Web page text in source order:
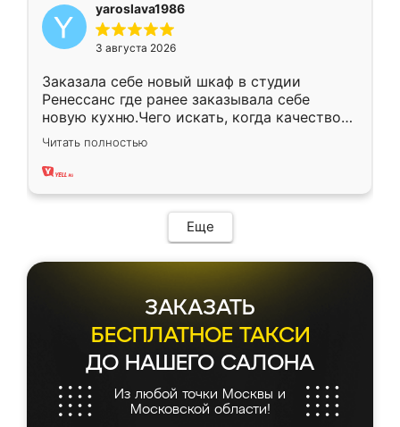
yaroslava1986
3 августа 2026
Заказала себе новый шкаф в студии
Ренессанс где ранее заказывала себе
новую кухню.Чего искать, когда качеством
вполне довольна. Служит кухня уже почти
два года, нареканий нет.
Читать полностью
Еще
ЗАКАЗАТЬ
БЕСПЛАТНОЕ ТАКСИ
ДО НАШЕГО САЛОНА
Из любой точки Москвы и
Московской области!